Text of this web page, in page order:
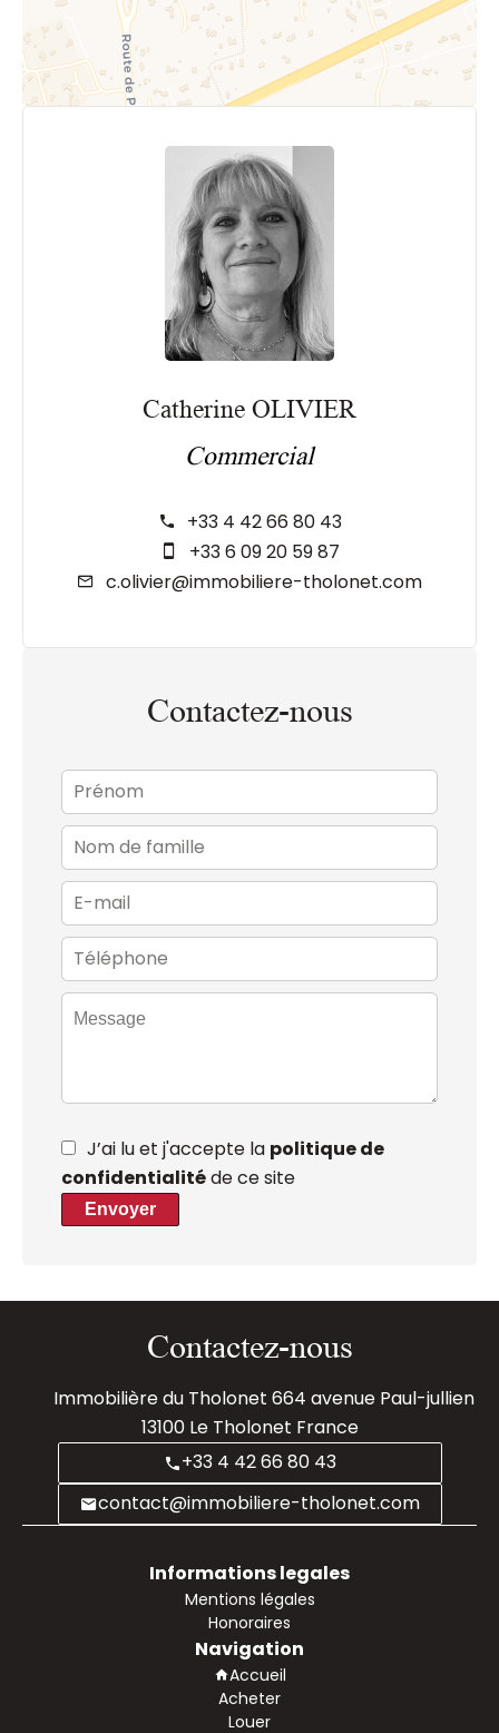
Catherine OLIVIER
Commercial
+33 4 42 66 80 43
+33 6 09 20 59 87
c.olivier@immobiliere-tholonet.com
Contactez-nous
J’ai lu et j'accepte la politique de
confidentialitéde ce site
Envoyer
Contactez-nous
Immobilière du Tholonet 664 avenue Paul-jullien
13100Le Tholonet France
+33 4 42 66 80 43
contact@immobiliere-tholonet.com
Informations legales
Mentions légales
Honoraires
Navigation
Accueil
Acheter
Louer